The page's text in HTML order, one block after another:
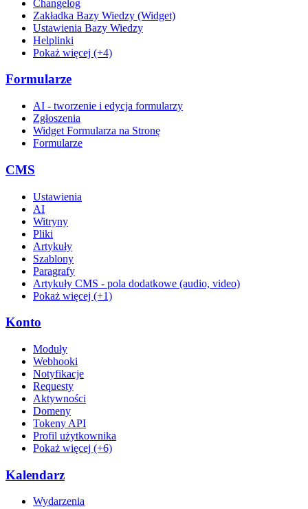
Changelog
Zakładka Bazy Wiedzy (Widget)
Ustawienia Bazy Wiedzy
Helplinki
Pokaż więcej (+4)
Formularze
AI - tworzenie i edycja formularzy
Zgłoszenia
Widget Formularza na Stronę
Formularze
CMS
Ustawienia
AI
Witryny
Pliki
Artykuły
Szablony
Paragrafy
Artykuły CMS - pola dodatkowe (audio, video)
Pokaż więcej (+1)
Konto
Moduły
Webhooki
Notyfikacje
Requesty
Aktywności
Domeny
Tokeny API
Profil użytkownika
Pokaż więcej (+6)
Kalendarz
Wydarzenia